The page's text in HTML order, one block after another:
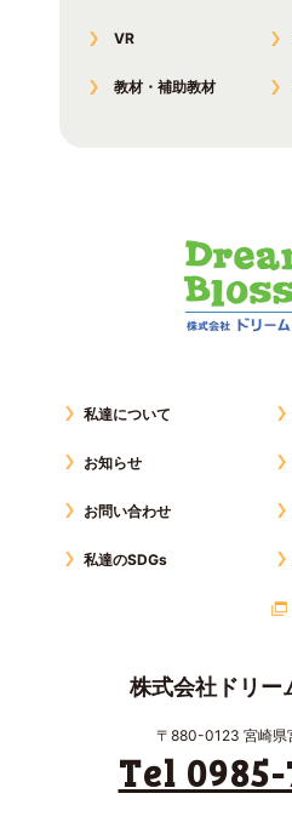
VR
教材・補助教材
私達について
お知らせ
お問い合わせ
私達のSDGs
株式会社ドリー
〒880-0123 宮崎県
Tel